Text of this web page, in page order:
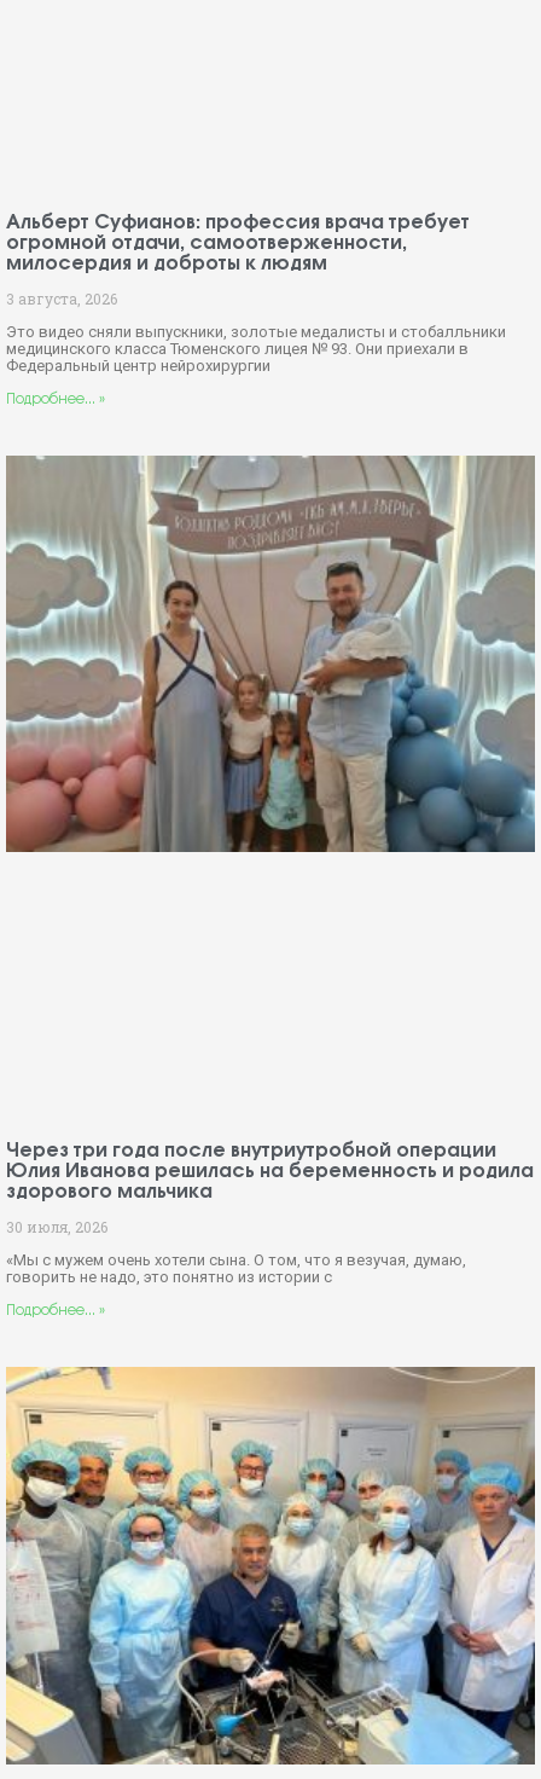
Альберт Суфианов: профессия врача требует
огромной отдачи, самоотверженности,
милосердия и доброты к людям
3 августа, 2026
Это видео сняли выпускники, золотые медалисты и стобалльники
медицинского класса Тюменского лицея № 93. Они приехали в
Федеральный центр нейрохирургии
Подробнее... »
Через три года после внутриутробной операции
Юлия Иванова решилась на беременность и родила
здорового мальчика
30 июля, 2026
«Мы с мужем очень хотели сына. О том, что я везучая, думаю,
говорить не надо, это понятно из истории с
Подробнее... »